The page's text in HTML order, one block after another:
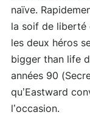
naïve.
la soif de liberté
les deux héros
bigger than life
années 90
qu’Eastward
l’occasion.